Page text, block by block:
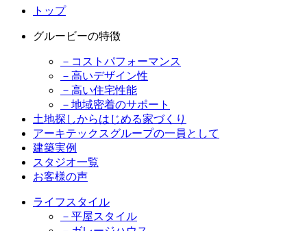
トップ
グルービーの特徴
－コストパフォーマンス
－高いデザイン性
－高い住宅性能
－地域密着のサポート
土地探しからはじめる家づくり
アーキテックスグループの一員として
建築実例
スタジオ一覧
お客様の声
ライフスタイル
－平屋スタイル